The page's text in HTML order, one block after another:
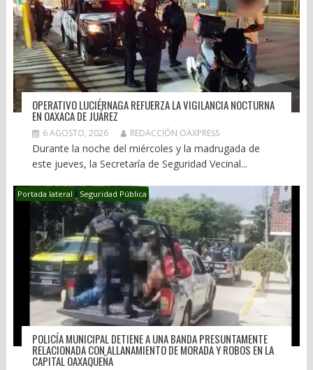
OPERATIVO LUCIÉRNAGA REFUERZA LA VIGILANCIA NOCTURNA
EN OAXACA DE JUÁREZ
6 AGOSTO, 2026 REDACCIÓN OAXPRESS
Durante la noche del miércoles y la madrugada de
este jueves, la Secretaría de Seguridad Vecinal...
Portada lateral Seguridad Pública
POLICÍA MUNICIPAL DETIENE A UNA BANDA PRESUNTAMENTE
RELACIONADA CON ALLANAMIENTO DE MORADA Y ROBOS EN LA
CAPITAL OAXAQUEÑA